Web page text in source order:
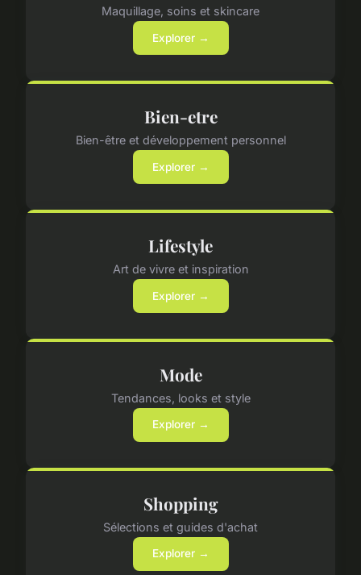
Maquillage, soins et skincare
Explorer →
Bien-etre
Bien-être et développement personnel
Explorer →
Lifestyle
Art de vivre et inspiration
Explorer →
Mode
Tendances, looks et style
Explorer →
Shopping
Sélections et guides d'achat
Explorer →